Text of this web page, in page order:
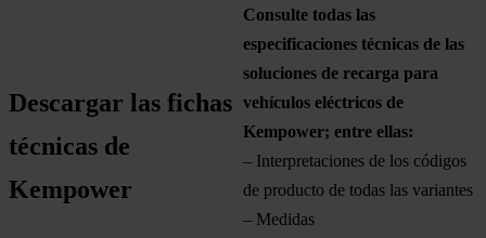
Descargar las fichas
técnicas de
Kempower
Consulte todas las
especificaciones técnicas de las
soluciones de recarga para
vehículos eléctricos de
Kempower; entre ellas:
– Interpretaciones de los códigos
de producto de todas las variantes
– Medidas